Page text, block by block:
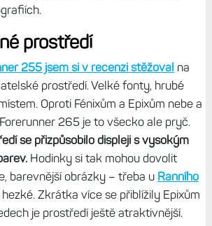
prostředí
255 jsem si v recenzi stěžoval na
prostředí. Velké fonty, hrubé
Oproti Fénixům a Epixům nebe a
265 je to všecko ale pryč.
se přizpůsobilo displeji s vysokým
Hodinky si tak mohou dovolit
barevnější obrázky – třeba u Ranního
Zkrátka více se přiblížily Epixům
je prostředí ještě atraktivnější.